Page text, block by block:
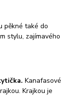
pěkné také do
stylu, zajímavého
Kanafasové
Krajkou je